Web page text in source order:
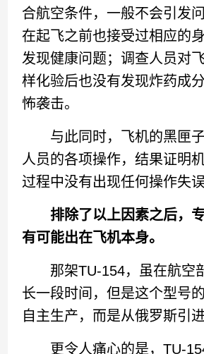
合航空条件，一般不会引发
在起飞之前也接受过相应的
发现健康问题；调查人员对
样化验后也没有发现炸药成
怖袭击。
与此同时，飞机的黑匣子
人员的各项操作，结果证明
过程中没有出现任何操作失误
排除了以上因素之后，
有可能出在飞机本身。
那架TU-154，虽在航空
长一段时间，但是这个型号
自主生产，而是从俄罗斯引进
更令人痛心的是，TU-